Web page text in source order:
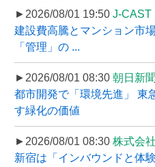
►2026/08/01 19:50 J-CAST
建設費高騰とマンション市
「管理」の ...
►2026/08/01 08:30 朝日新
都市開発で「環境先進」 東
す緑化の価値
►2026/08/01 08:30 株式会
新宿は「インバウンドと体